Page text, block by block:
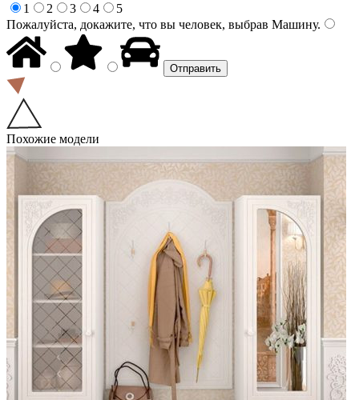
1
2 3 4
5
Пожалуйста, докажите, что вы человек, выбрав Машину.
Похожие модели